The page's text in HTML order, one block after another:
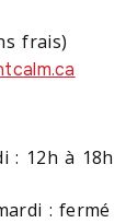
frais)
: 12h à 18h
: fermé